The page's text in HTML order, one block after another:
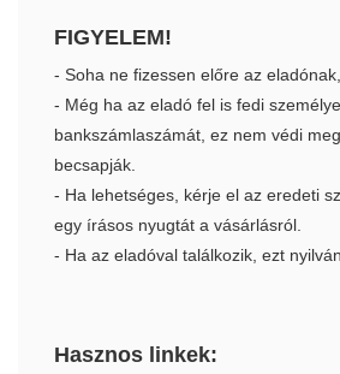
FIGYELEM!
- Soha ne fizessen előre az
- Még ha az eladó fel is fedi
bankszámlaszámát, ez nem védi
becsapják.
- Ha lehetséges, kérje el az eredeti
egy írásos nyugtát a vásárlásról.
- Ha az eladóval találkozik, ezt
Hasznos linkek: